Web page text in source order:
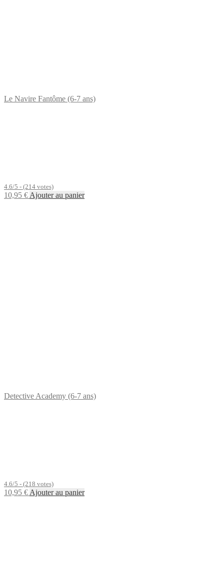
Le Navire Fantôme (6-7 ans)
4.6/5 - (214 votes)
10,95 € Ajouter au panier
Detective Academy (6-7 ans)
4.6/5 - (218 votes)
10,95 € Ajouter au panier